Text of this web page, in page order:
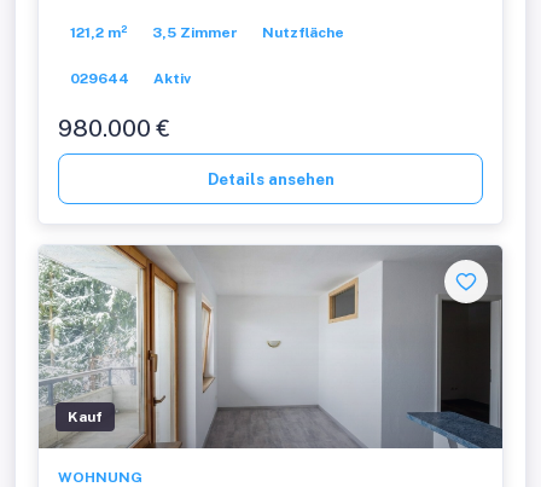
121,2 m² 3,5 Zimmer Nutzfläche
029644 Aktiv
980.000 €
Details ansehen
Kauf
WOHNUNG